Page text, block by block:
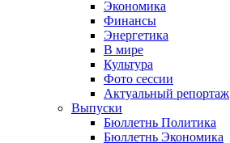
Экономика
Финансы
Энергетика
В мире
Культура
Фото сессии
Актуальный репортаж
Выпуски
Бюллетнь Политика
Бюллетнь Экономика